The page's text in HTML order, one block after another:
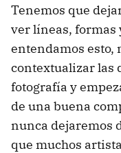
Tenemos que
ver líneas, formas
entendamos esto,
contextualizar las
fotografía y
de una buena
nunca dejaremos
que muchos